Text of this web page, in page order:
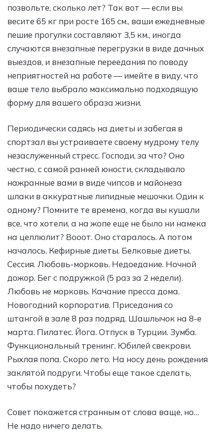
позвольте, сколько лет? Так вот — если вы
весите 65 кг при росте 165 см., ваши ежедневные
пешие прогулки составляют 3,5 км., иногда
случаются внезапные перегрузки в виде дачных
выездов, и внезапные переедания по поводу
неприятностей на работе — имейте в виду, что
ваше тело выбрало максимально подходящую
форму для вашего образа жизни.
Периодически садясь на диеты и забегая в
спортзал вы устраиваете своему мудрому телу
незаслуженный стресс. Господи, за что? Оно
честно, с самой ранней юности, складывало
нажранные вами в виде чипсов и майонеза
шлаки в аккуратные липидные мешочки. Один к
одному? Помните те времена, когда вы кушали
все, что хотели, а на жопе еще не было ни намека
на целлюлит? Вооот. Оно старалось. А потом
началось. Кефирные диеты. Белковые диеты.
Сессия. Любовь-морковь. Недоедание. Ночной
дожор. Бег с подружкой (5 раз за 2 недели).
Любовь не морковь. Качание пресса дома.
Новогодний корпоратив. Приседания со
штангой в зале 8 раз подряд. Шашлычок на 8-е
марта. Пилатес. Йога. Отпуск в Турции. Зумба.
Функциональный тренинг. Юбилей свекрови.
Рыхлая попа. Скоро лето. На носу день рождения
заклятой подруги. Чтобы еще такое сделать,
чтобы похудеть?
Совет покажется странным от слова ваще, но…
Не надо ничего делать.